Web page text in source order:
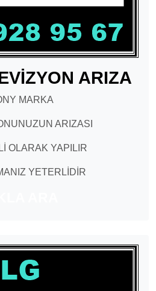
ARIZA
MARKA
ARIZASI
OLARAK YAPILIR
YETERLİDİR